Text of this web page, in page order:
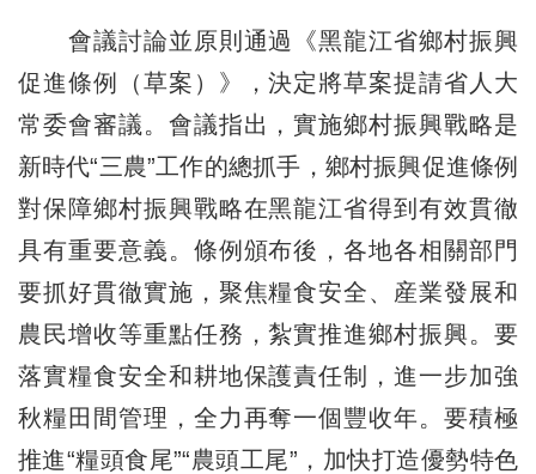
會議討論並原則通過《黑龍江省鄉村振興
促進條例（草案）》，決定將草案提請省人大
常委會審議。會議指出，實施鄉村振興戰略是
新時代“三農”工作的總抓手，鄉村振興促進條例
對保障鄉村振興戰略在黑龍江省得到有效貫徹
具有重要意義。條例頒布後，各地各相關部門
要抓好貫徹實施，聚焦糧食安全、産業發展和
農民增收等重點任務，紮實推進鄉村振興。要
落實糧食安全和耕地保護責任制，進一步加強
秋糧田間管理，全力再奪一個豐收年。要積極
推進“糧頭食尾”“農頭工尾”，加快打造優勢特色